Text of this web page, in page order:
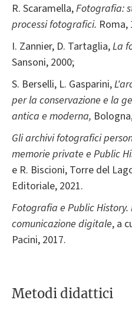
R. Scaramella,Fotografia:
processi fotografici. Roma,
I. Zannier, D. Tartaglia,La
Sansoni, 2000;
S. Berselli, L. Gasparini,
per la conservazione e la
antica e moderna,
Gli archivi fotografici
memorie private e Public
e R. Biscioni, Torre del
Editoriale, 2021.
Fotografia e Public
comunicazione digitale, a
Pacini, 2017.
Metodi didattici